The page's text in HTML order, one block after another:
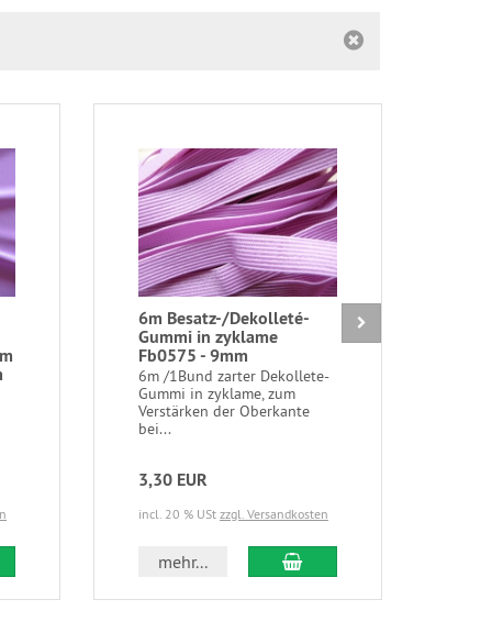
Warenkorb
6m Besatz-/Dekolleté-
Gummi in zyklame
Fb0575 - 9mm
6m /1Bund zarter Dekollete-
Gummi in zyklame, zum
Verstärken der Oberkante
bei...
3,30 EUR
incl. 20 % USt zzgl. Versandkosten
mehr... In den Warenkorb